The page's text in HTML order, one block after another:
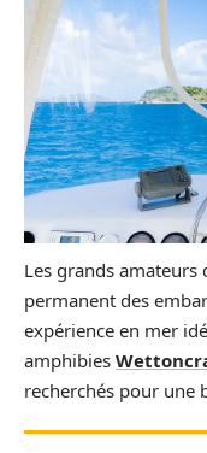
Les grands amateurs
permanent des
expérience en mer
amphibies
recherchés pour une